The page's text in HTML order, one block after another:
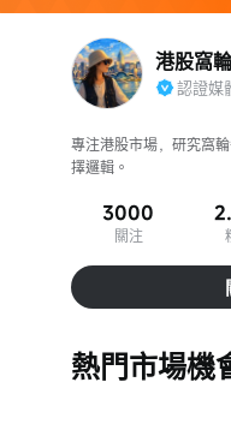
港股窩
認證媒
專注港股市場，研究窩
擇邏輯。
3000
關注
熱門市場機